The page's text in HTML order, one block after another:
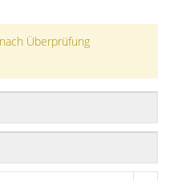
Überprüfung